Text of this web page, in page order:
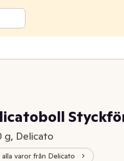
g, Delicato
alla varor från Delicato